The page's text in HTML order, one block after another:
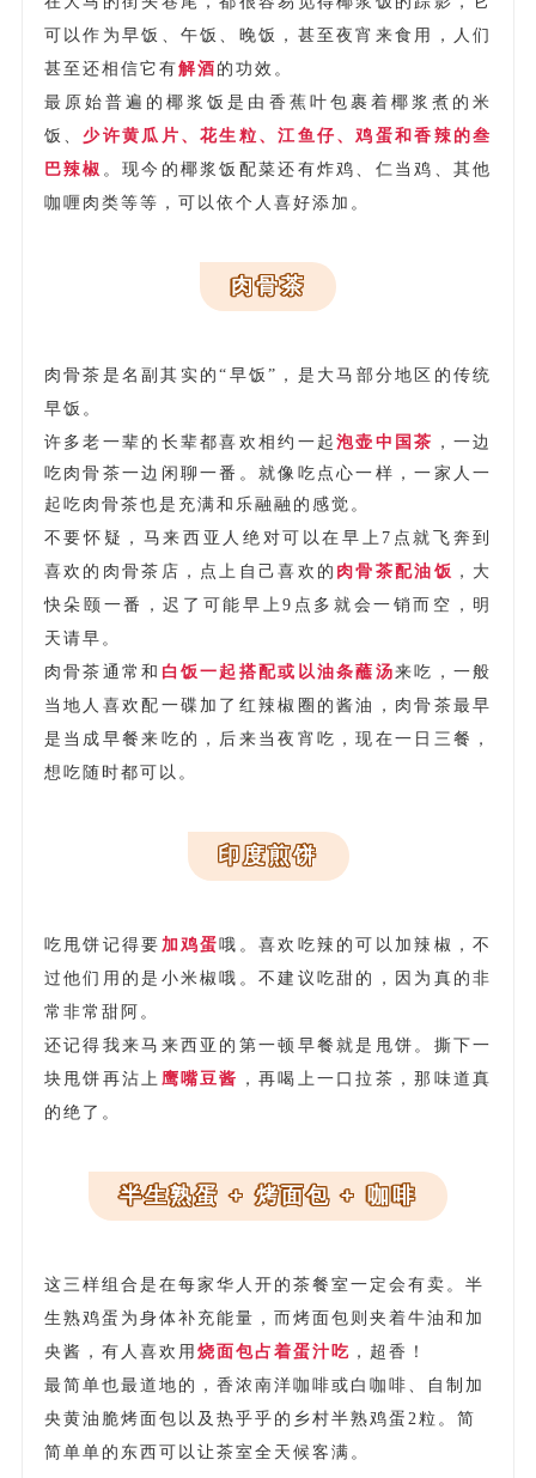
可以作为早饭、午饭、晚饭，甚至夜宵来食用，人们
甚至还相信它有解酒 的功效。
最原始普遍的椰浆饭是由香蕉叶包裹着椰浆煮的米
饭、少许黄瓜片、花生粒、江鱼仔、鸡蛋和香辣的叁
巴辣椒 。现今的椰浆饭配菜还有炸鸡、仁当鸡、其他
咖喱肉类等等，可以依个人喜好添加。
肉骨茶
肉骨茶是名副其实的“早饭”，是大马部分地区的传统
早饭。
许多老一辈的长辈都喜欢相约一起泡壶中国茶 ，一边
吃肉骨茶一边闲聊一番。就像吃点心一样，一家人一
起吃肉骨茶也是充满和乐融融的感觉。
不要怀疑，马来西亚人绝对可以在早上7点就飞奔到
喜欢的肉骨茶店，点上自己喜欢的 肉骨茶配油饭 ，大
快朵颐一番，迟了可能早上9点多就会一销而空，明
天请早。
肉骨茶通常和 白饭一起搭配或以油条蘸汤来吃，一般
当地人喜欢配一碟加了红辣椒圈的酱油，肉骨茶最早
是当成早餐来吃的，后来当夜宵吃，现在一日三餐，
想吃随时都可以。
印度煎饼
吃甩饼记得要 加鸡蛋哦。喜欢吃辣的可以加辣椒，不
过他们用的是小米椒哦。不建议吃甜的，因为真的非
常非常甜阿。
还记得我来马来西亚的第一顿早餐就是甩饼。撕下一
块甩饼再沾上 鹰嘴豆酱 ，再喝上一口拉茶，那味道真
的绝了。
半生熟蛋 + 烤面包 + 咖啡
这三样组合是在每家华人开的茶餐室一定会有卖。半
生熟鸡蛋为身体补充能量，而烤面包则夹着牛油和加
央酱，有人喜欢用 烧面包占着蛋汁吃 ，超香！
最简单也最道地的，香浓南洋咖啡或白咖啡、自制加
央黄油脆烤面包以及热乎乎的乡村半熟鸡蛋2粒。简
简单单的东西可以让茶室全天候客满。